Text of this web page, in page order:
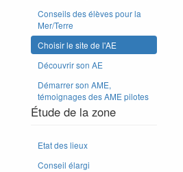
Conseils des élèves pour la
Mer/Terre
Choisir le site de l'AE
Découvrir son AE
Démarrer son AME,
témoignages des AME pilotes
Étude de la zone
Etat des lieux
Conseil élargi